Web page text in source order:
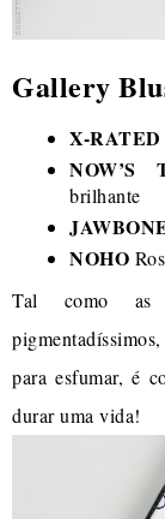
Gallery
X-RATED
NOW’S
brilhante
NOHO
Tal como as
para esfumar, é
durar uma vida!